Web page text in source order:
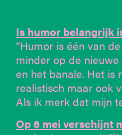
Is humor belangrijk
“Humor is één van
minder op de
en het banale. Het is
realistisch maar ook
Als ik merk dat mijn
Op 6 mei verschijnt